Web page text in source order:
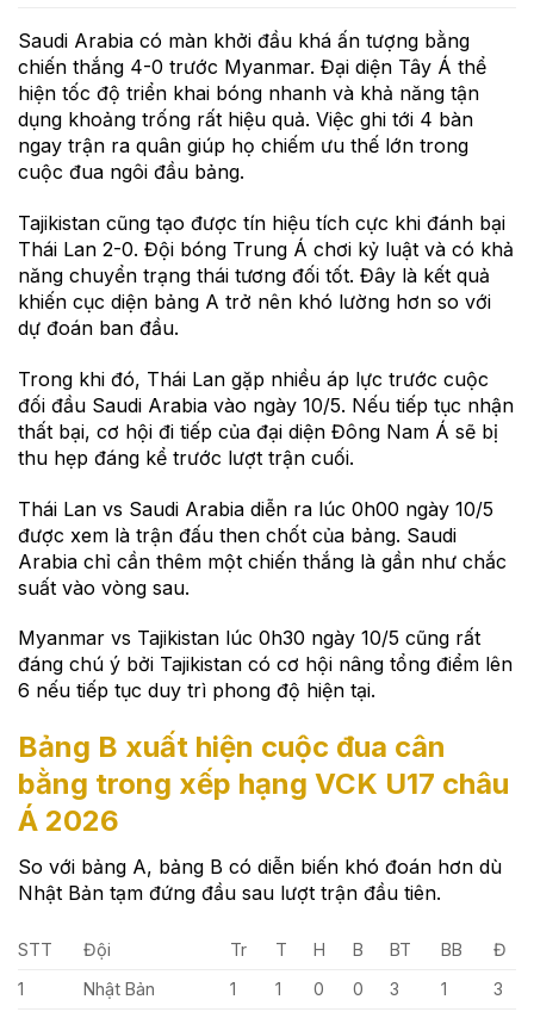
Saudi Arabia có màn khởi đầu khá ấn tượng bằng
chiến thắng 4-0 trước Myanmar. Đại diện Tây Á thể
hiện tốc độ triển khai bóng nhanh và khả năng tận
dụng khoảng trống rất hiệu quả. Việc ghi tới 4 bàn
ngay trận ra quân giúp họ chiếm ưu thế lớn trong
cuộc đua ngôi đầu bảng.
Tajikistan cũng tạo được tín hiệu tích cực khi đánh bại
Thái Lan 2-0. Đội bóng Trung Á chơi kỷ luật và có khả
năng chuyển trạng thái tương đối tốt. Đây là kết quả
khiến cục diện bảng A trở nên khó lường hơn so với
dự đoán ban đầu.
Trong khi đó, Thái Lan gặp nhiều áp lực trước cuộc
đối đầu Saudi Arabia vào ngày 10/5. Nếu tiếp tục nhận
thất bại, cơ hội đi tiếp của đại diện Đông Nam Á sẽ bị
thu hẹp đáng kể trước lượt trận cuối.
Thái Lan vs Saudi Arabia diễn ra lúc 0h00 ngày 10/5
được xem là trận đấu then chốt của bảng. Saudi
Arabia chỉ cần thêm một chiến thắng là gần như chắc
suất vào vòng sau.
Myanmar vs Tajikistan lúc 0h30 ngày 10/5 cũng rất
đáng chú ý bởi Tajikistan có cơ hội nâng tổng điểm lên
6 nếu tiếp tục duy trì phong độ hiện tại.
Bảng B xuất hiện cuộc đua cân
bằng trong xếp hạng VCK U17 châu
Á 2026
So với bảng A, bảng B có diễn biến khó đoán hơn dù
Nhật Bản tạm đứng đầu sau lượt trận đầu tiên.
STT Đội Tr T H B BT BB
Đ
1
Nhật Bản 1 1 0 0 3 1 3